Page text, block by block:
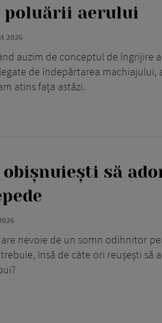
aerului
2026
auzim de conceptul de îngrijire
de îndepărtarea
atins fața astăzi.
obișnuiești să
nevoie de un somn odihnitor
însă de câte ori reușești să